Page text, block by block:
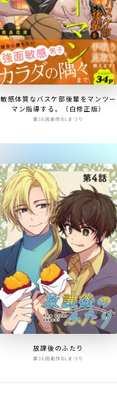
敏感体質なバスケ部後輩をマンツー
マン指導する。（白修正版）
第16回創作BLまつり
放課後のふたり
第16回創作BLまつり